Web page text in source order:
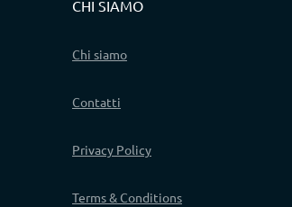
CHI SIAMO
Chi siamo
Contatti
Privacy Policy
Terms & Conditions